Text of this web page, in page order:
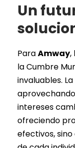
Un
ParaAmway,
la Cumbre
invaluables.
intereses
ofreciendo
efectivos,